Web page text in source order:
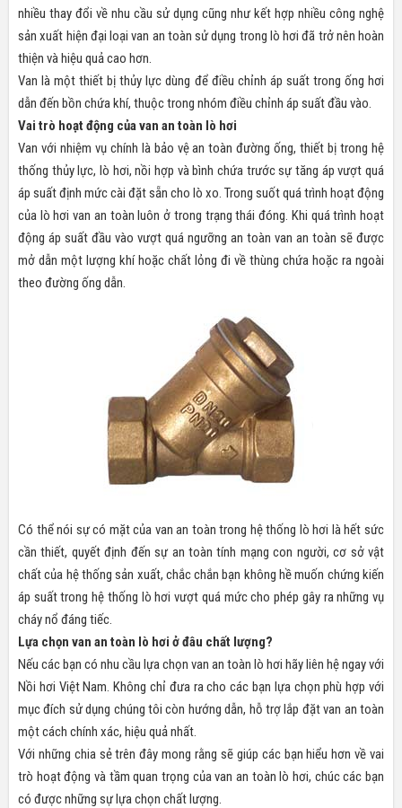
nhiều thay đổi về nhu cầu sử dụng cũng như kết hợp nhiều công nghệ
sản xuất hiện đại loại van an toàn sử dụng trong lò hơi đã trở nên hoàn
thiện và hiệu quả cao hơn.
Van là một thiết bị thủy lực dùng để điều chỉnh áp suất trong ống hơi
dẫn đến bồn chứa khí, thuộc trong nhóm điều chỉnh áp suất đầu vào.
Vai trò hoạt động của van an toàn lò hơi
Van với nhiệm vụ chính là bảo vệ an toàn đường ống, thiết bị trong hệ
thống thủy lực, lò hơi, nồi hợp và bình chứa trước sự tăng áp vượt quá
áp suất định mức cài đặt sẵn cho lò xo. Trong suốt quá trình hoạt động
của lò hơi van an toàn luôn ở trong trạng thái đóng. Khi quá trình hoạt
động áp suất đầu vào vượt quá ngưỡng an toàn van an toàn sẽ được
mở dẫn một lượng khí hoặc chất lỏng đi về thùng chứa hoặc ra ngoài
theo đường ống dẫn.
Có thể nói sự có mặt của van an toàn trong hệ thống lò hơi là hết sức
cần thiết, quyết định đến sự an toàn tính mạng con người, cơ sở vật
chất của hệ thống sản xuất, chắc chắn bạn không hề muốn chứng kiến
áp suất trong hệ thống lò hơi vượt quá mức cho phép gây ra những vụ
cháy nổ đáng tiếc.
Lựa chọn van an toàn lò hơi ở đâu chất lượng?
Nếu các bạn có nhu cầu lựa chọn van an toàn lò hơi hãy liên hệ ngay với
Nồi hơi Việt Nam. Không chỉ đưa ra cho các bạn lựa chọn phù hợp với
mục đích sử dụng chúng tôi còn hướng dẫn, hỗ trợ lắp đặt van an toàn
một cách chính xác, hiệu quả nhất.
Với những chia sẻ trên đây mong rằng sẽ giúp các bạn hiểu hơn về vai
trò hoạt động và tầm quan trọng của van an toàn lò hơi, chúc các bạn
có được những sự lựa chọn chất lượng.